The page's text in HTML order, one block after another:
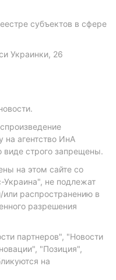
субъектов в сфере
Украинки, 26
агентство ИнА
виде строго запрещены.
на этом сайте со
Украина", не подлежат
распространению в
разрешения
партнеров", "Новости
"Позиция",
на